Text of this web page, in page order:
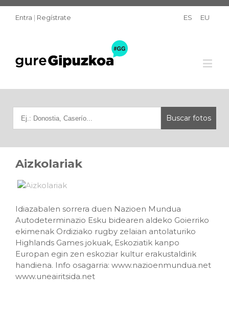
Entra | Regístrate ES EU
Aizkolariak
Idiazabalen sorrera duen Nazioen Mundua
Autodeterminazio Esku bidearen aldeko Goierriko
ekimenak Ordiziako rugby zelaian antolaturiko
Highlands Games jokuak, Eskoziatik kanpo
Europan egin zen eskoziar kultur erakustaldirik
handiena. Info osagarria: www.nazioenmundua.net
www.uneairitsida.net